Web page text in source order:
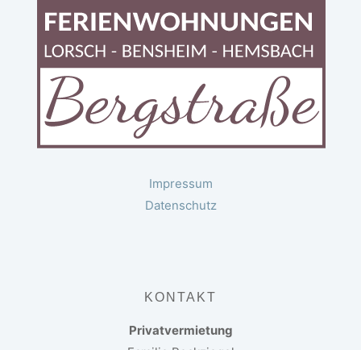
Impressum
Datenschutz
KONTAKT
Privatvermietung